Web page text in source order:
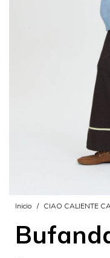
Inicio / CIAO CALIENTE